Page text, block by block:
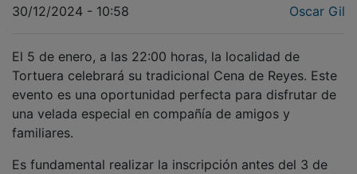
30/12/2024 - 10:58 Oscar Gil
El 5 de enero, a las 22:00 horas, la localidad de
Tortuera celebrará su tradicional Cena de Reyes. Este
evento es una oportunidad perfecta para disfrutar de
una velada especial en compañía de amigos y
familiares.
Es fundamental realizar la inscripción antes del 3 de